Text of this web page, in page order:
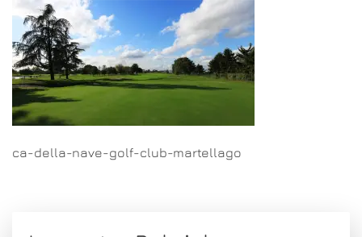
ca-della-nave-golf-club-martellago